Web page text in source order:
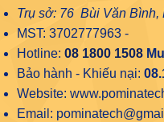
Trụ sở: 76 Bùi Văn Bình,
MST: 3702777963 -
Hotline: 08 1800 1508
Bảo hành - Khiếu nại:
Website:
Email: